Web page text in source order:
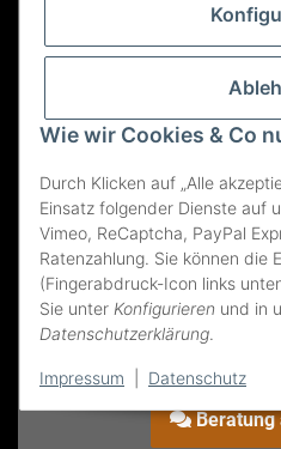
Wie wir Cookies & Co
Durch Klicken auf „Alle
Einsatz folgender Dienste auf
Vimeo, ReCaptcha, PayPal
Ratenzahlung. Sie können die
(Fingerabdruck-Icon links
Sie unter Konfigurieren und in
Datenschutzerklärung.
Impressum Datenschutz
Beratung